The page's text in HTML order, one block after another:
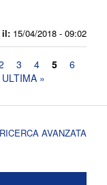
il: 15/04/2018 - 09:02
3 4 5
6
ULTIMA »
RICERCA AVANZATA